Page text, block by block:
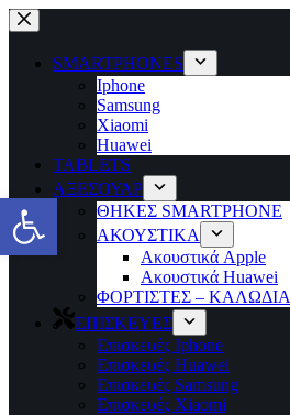
Μετάβαση
στο
περιεχόμενο
SMARTPHONES
Iphone
Samsung
Xiaomi
Huawei
TABLETS
ΑΞΕΣΟΥΑΡ
ΘΗΚΕΣ SMARTPHONE
ΑΚΟΥΣΤΙΚΑ
Ακουστικά Apple
Ακουστικά Huawei
ΦΟΡΤΙΣΤΕΣ – ΚΑΛΩΔΙΑ
ΕΠΙΣΚΕΥΕΣ
Επισκευές Iphone
Επισκευές Huawei
Επισκευές Samsung
Επισκευές Xiaomi
Ανοίξτε τη γραμμή εργαλείων